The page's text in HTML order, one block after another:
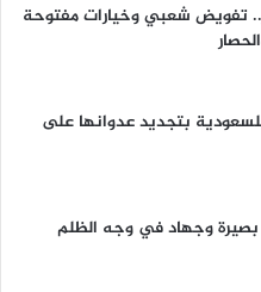
تفويض شعبي وخيارات مفتوحة
للسعودية بتجديد عدوانها على
بصيرة وجهاد في وجه الظلم